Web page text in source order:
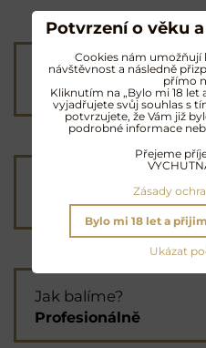
Poštovné od 90 Kč
neboZDARMA od
Průvodce výběrem
vámpomůže s
Jak balíme?
Profesionálně
Potvrzení o věku
Cookies nám umožňují
návštěvnost a následně
přímo
Kliknutím na „Bylo mi 18
vyjadřujete svůj souhlas s
potvrzujete, že Vám již
podrobné informace
Přejeme
Zásady
Ukázat
Bylo mi 18 let a